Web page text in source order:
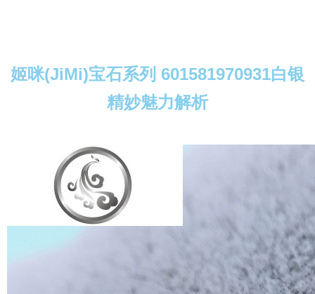
姬咪(JiMi)宝石系列 601581970931白银
精妙魅力解析